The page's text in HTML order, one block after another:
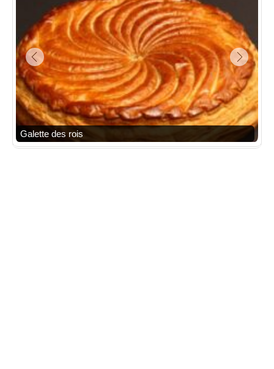
Galette des rois